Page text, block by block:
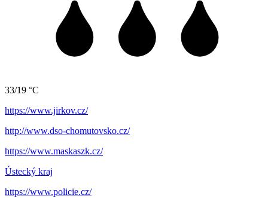
33/19 °C
https://www.jirkov.cz/
http://www.dso-chomutovsko.cz/
https://www.maskaszk.cz/
Ústecký kraj
https://www.policie.cz/